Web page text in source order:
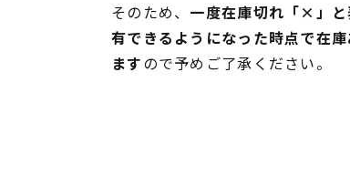
そのため、 一度在庫切れ「×」
有できるようになった時点で在
ますので予めご了承ください。